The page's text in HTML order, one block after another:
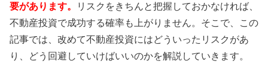
要があります。
リスクをきちんと把握しておかなければ、
不動産投資で成功する確率も上がりません。そこで、この
記事では、改めて不動産投資にはどういったリスクがあ
り、どう回避していけばいいのかを解説していきます。